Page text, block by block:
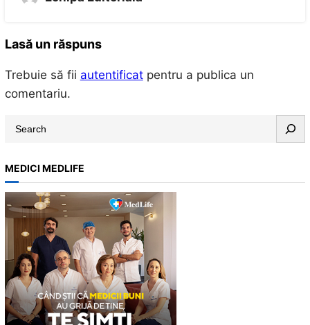
Lasă un răspuns
Trebuie să fii autentificatpentru a publica un
comentariu.
a
r
c
h
MEDICI MEDLIFE